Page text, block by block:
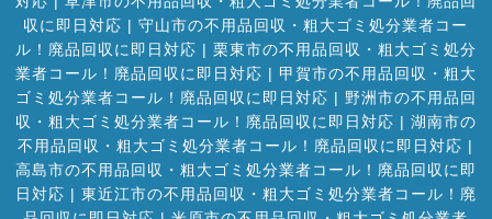
収に即日対応 | 守山市の不用品回収・粗大ゴミ処分業者コー
ル！廃品回収に即日対応 | 栗東市の不用品回収・粗大ゴミ処分
業者コール！廃品回収に即日対応 | 甲賀市の不用品回収・粗大
ゴミ処分業者コール！廃品回収に即日対応 | 野洲市の不用品回
収・粗大ゴミ処分業者コール！廃品回収に即日対応 | 湖南市の
不用品回収・粗大ゴミ処分業者コール！廃品回収に即日対応 |
高島市の不用品回収・粗大ゴミ処分業者コール！廃品回収に即
日対応 | 東近江市の不用品回収・粗大ゴミ処分業者コール！廃